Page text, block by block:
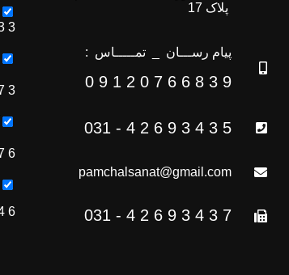
پلاک 17
پیام رســـان _ تمـــــاس :
9 3 8 6 6 7 0 2 1 9 0
5 3 4 3 9 6 2 4 - 031
pamchalsanat@gmail.com
7 3 4 3 9 6 2 4 - 031
3 3 6 8 6 3 4 2 1 9 0
3 7 2 6 4 2 1 2 1 9 0
6 7 2 3 1 8 3 4 1 9 0
6 4 2 1 8 4 8 2 1 9 0